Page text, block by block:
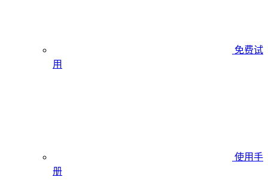
免费试
用
使用手
册